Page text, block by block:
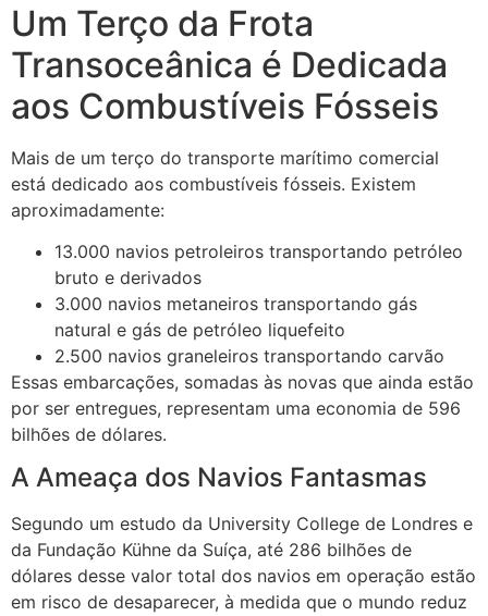
Um Terço da Frota
Transoceânica é Dedicada
aos Combustíveis Fósseis
Mais de um terço do transporte marítimo comercial
está dedicado aos combustíveis fósseis. Existem
aproximadamente:
13.000 navios petroleiros transportando petróleo
bruto e derivados
3.000 navios metaneiros transportando gás
natural e gás de petróleo liquefeito
2.500 navios graneleiros transportando carvão
Essas embarcações, somadas às novas que ainda estão
por ser entregues, representam uma economia de 596
bilhões de dólares.
A Ameaça dos Navios Fantasmas
Segundo um estudo da University College de Londres e
da Fundação Kühne da Suíça, até 286 bilhões de
dólares desse valor total dos navios em operação estão
em risco de desaparecer, à medida que o mundo reduz